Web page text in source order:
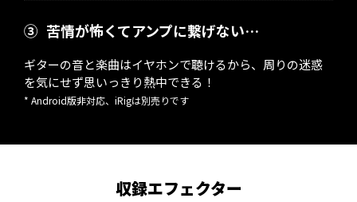
③ 苦情が怖くてアンプに繋げない…
ギターの音と楽曲はイヤホンで聴けるから、周りの迷惑
を気にせず思いっきり熱中できる！
* Android版非対応、iRigは別売りです
収録エフェクター